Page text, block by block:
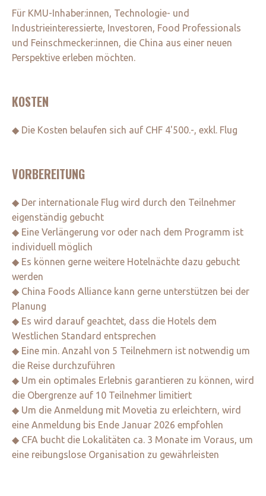
Für KMU-Inhaber:innen, Technologie- und
Industrieinteressierte, Investoren, Food Professionals
und Feinschmecker:innen, die China aus einer neuen
Perspektive erleben möchten.
KOSTEN
◆ Die Kosten belaufen sich auf CHF 4'500.-, exkl. Flug
VORBEREITUNG
◆ Der internationale Flug wird durch den Teilnehmer
eigenständig gebucht
◆ Eine Verlängerung vor oder nach dem Programm ist
individuell möglich
◆ Es können gerne weitere Hotelnächte dazu gebucht
werden
◆ China Foods Alliance kann gerne unterstützen bei der
Planung
◆ Es wird darauf geachtet, dass die Hotels dem
Westlichen Standard entsprechen
◆ Eine min. Anzahl von 5 Teilnehmern ist notwendig um
die Reise durchzuführen
◆ Um ein optimales Erlebnis garantieren zu können, wird
die Obergrenze auf 10 Teilnehmer limitiert
◆ Um die Anmeldung mit Movetia zu erleichtern, wird
eine Anmeldung bis Ende Januar 2026 empfohlen
◆ CFA bucht die Lokalitäten ca. 3 Monate im Voraus, um
eine reibungslose Organisation zu gewährleisten